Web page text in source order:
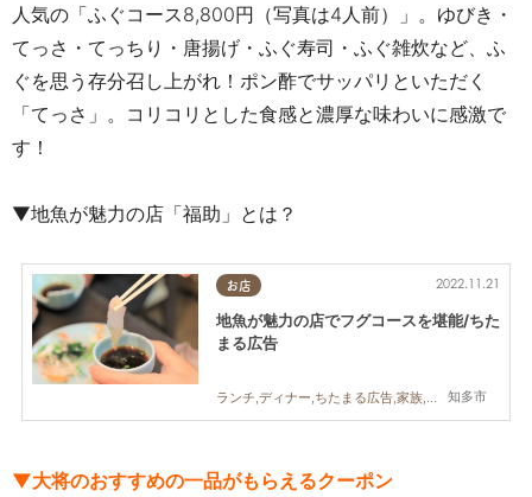
人気の「ふぐコース8,800円（写真は4 人前）」。ゆびき・
てっさ・てっちり・唐揚げ・ふぐ寿司・ふぐ雑炊など、ふ
ぐを思う存分召し上がれ！ポン酢でサッパリといただく
「てっさ」。コリコリとした食感と濃厚な味わいに感激で
す！
▼地魚が魅力の店「福助」とは？
お店
知多市
2022.11.21
地魚が魅力の店でフグコースを堪能/ちた
まる広告
ランチ,ディナー,ちたまる広告,家族,おひとりさま,友人
▼大将のおすすめの一品がもらえるクーポン